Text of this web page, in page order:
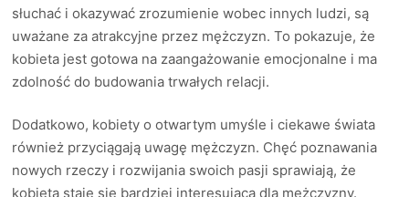
słuchać i okazywać zrozumienie wobec innych ludzi, są
uważane za atrakcyjne przez mężczyzn. To pokazuje, że
kobieta jest gotowa na zaangażowanie emocjonalne i ma
zdolność do budowania trwałych relacji.
Dodatkowo, kobiety o otwartym umyśle i ciekawe świata
również przyciągają uwagę mężczyzn. Chęć poznawania
nowych rzeczy i rozwijania swoich pasji sprawiają, że
kobieta staje się bardziej interesująca dla mężczyzny.